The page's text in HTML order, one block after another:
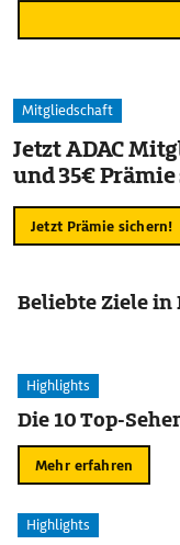
Mitgliedschaft
Jetzt ADAC
und 35€
Jetzt Prämie sichern!
Beliebte Ziele in
Highlights
Die 10 Top-
Mehr erfahren
Highlights